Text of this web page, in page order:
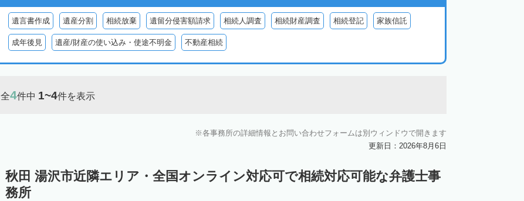
遺言書作成 遺産分割 相続放棄 遺留分侵害額請求 相続人調査 相続財産調査 相続登記 家族信託
成年後見 遺産/財産の使い込み・使途不明金 不動産相続
全4件中 1~4件を表示
各事務所の詳細情報とお問い合わせフォームは別ウィンドウで開きます
更新日：2026年8月6日
秋田 湯沢市近隣エリア・全国オンライン対応可で相続対応可能な弁護士事
務所